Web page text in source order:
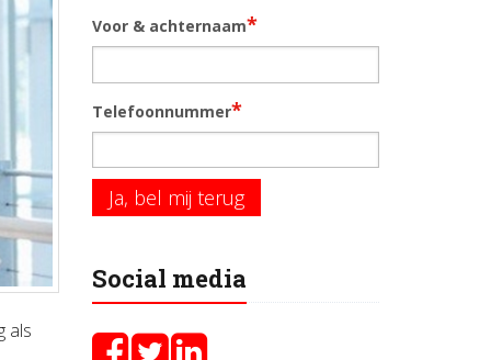
als
Voor & achternaam*
Telefoonnummer*
Ja, bel mij terug
Social media